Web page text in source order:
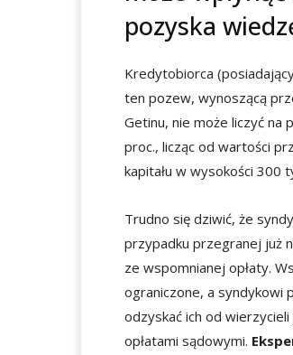
pozyska
Kredytobiorca
ten pozew, wynoszącą
Getinu, nie może liczyć na
proc., licząc od wartości
kapitału w wysokości 300
Trudno się dziwić, że
przypadku przegranej już
ze wspomnianej opłaty.
ograniczone, a syndykowi
odzyskać ich od
opłatami sądowymi.